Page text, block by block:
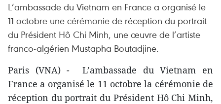
L’ambassade du Vietnam en France a organisé le
11 octobre une cérémonie de réception du portrait
du Président Hô Chi Minh, une œuvre de l’artiste
franco-algérien Mustapha Boutadjine.
Paris (VNA) - L’ambassade du Vietnam en
France a organisé le 11 octobre ​la cérémonie de
réception du portrait du Président Hô Chi Minh,